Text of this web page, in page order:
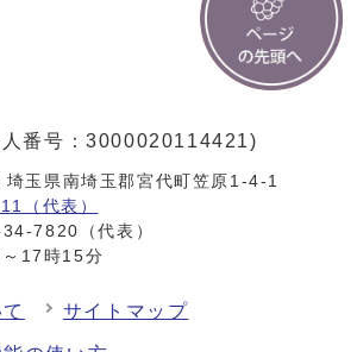
人番号：3000020114421)
玉県南埼玉郡宮代町笠原1-4-1
（代表）
7820（代表）
17時15分
サイトマップ